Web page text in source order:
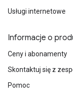
Usługi internetowe
Informacje o
Ceny i abonamenty
Skontaktuj się z
Pomoc